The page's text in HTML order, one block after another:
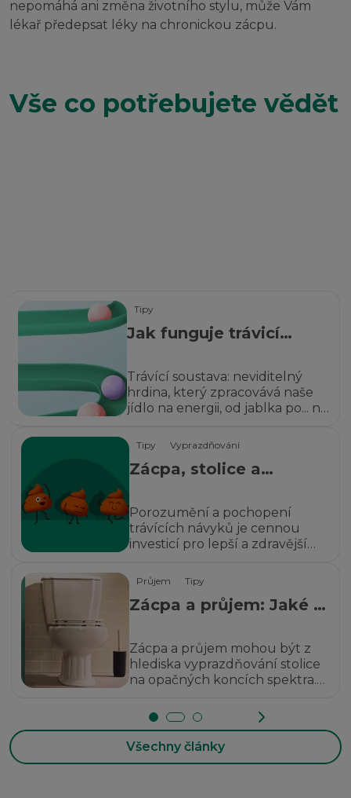
nepomáhá ani změna životního stylu, může Vám
lékař předepsat léky na chronickou zácpu.
Vše co potřebujete vědět
Tipy
Jak funguje trávicí
Trávící soustava: neviditelný
hrdina, který zpracovává naše
jídlo na energii, od jablka po... no
Tipy Vyprazdňování
Zácpa, stolice a
(defekace): Jaká je
mezi nimi souvislost?
Porozumění a pochopení
trávících návyků je cennou
investicí pro lepší a zdravější
Průjem Tipy
Zácpa a průjem: Jaké je
Zácpa a průjem mohou být z
hlediska vyprazdňování stolice
na opačných koncích spektra.
Všechny články